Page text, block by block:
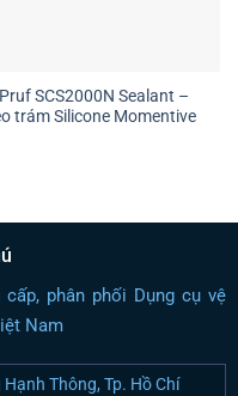
SCS2000N Sealant –
trám Silicone Momentive
phân phối Dụng cụ vệ
Nam
Thông, Tp. Hồ Chí